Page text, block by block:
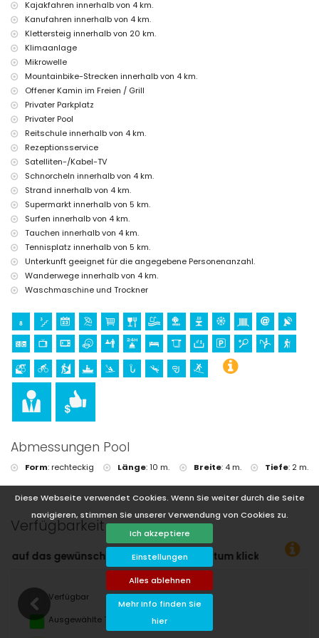
Diese Webseite verwendet Cookies. Wenn Sie weiter durch die Seite
navigieren, stimmen Sie unserer Verwendung von Cookies zu.
Ich akzeptiere
Einstellungen
Alles ablehnen
Mehr Info finden Sie
hier
Außen-Whirlpool
zusätzliches Bett und Kinderbett/Kinderreisebett (auf Anfrage)
Unterhaltungs- und Freizeitmöglichkeiten für Ihren Urlaub in
Benitachell, Costa Blanca
Bar (innerhalb von 5 Kilometern vom Haus)
Sehenswürdigkeiten und Kultur in Benitachell, Costa Blanca
Architektonisches Gebäude (Historisches Dorf, Benitachell),
historischer Ort (Historisches Dorf und Benitachell) (innerhalb von 5
Kilometern von der Unterkunft)
Museum (Historisches Dorf, Javea), Kirche (Pfarrei Santa Mª
Magdalena, Benitachell), Burg (Teulada-Moraira Burg), Ruine (Turm
des Goldenen Kaps) und Denkmal (Teulada-Moraira Burg) (innerhalb
von 10 Kilometern von der Unterkunft)
Sport
Tennis, Reiten, Wandern, Mountainbiking, Radfahren, Kanufahren,
Kajakfahren, Angeln, Tauchen, Schnorcheln und Surfen (innerhalb von
5 Kilometern von der Villa)
Golf (Javea Golf Club) (innerhalb von 10 Kilometern von der Villa)
Klettern (innerhalb von 25 Kilometern von der Villa)
Windsurfen (innerhalb von 50 Kilometern von der Villa)
Kajakfahren innerhalb von 4 km.
Kanufahren innerhalb von 4 km.
Klettersteig innerhalb von 20 km.
Klimaanlage
Mikrowelle
Mountainbike-Strecken innerhalb von 4 km.
Offener Kamin im Freien / Grill
Privater Parkplatz
Privater Pool
Reitschule innerhalb von 4 km.
Rezeptionsservice
Satelliten-/Kabel-TV
Schnorcheln innerhalb von 4 km.
Strand innerhalb von 4 km.
Supermarkt innerhalb von 5 km.
Surfen innerhalb von 4 km.
Tauchen innerhalb von 4 km.
Tennisplatz innerhalb von 5 km.
Unterkunft geeignet für die angegebene Personenanzahl.
Wanderwege innerhalb von 4 km.
Waschmaschine und Trockner
Abmessungen Pool
Form:rechteckig Länge:10 m. Breite: 4 m. Tiefe: 2 m.
Verfügbarkeit
klicken!
Verfügbar
Ausgewählte Termine